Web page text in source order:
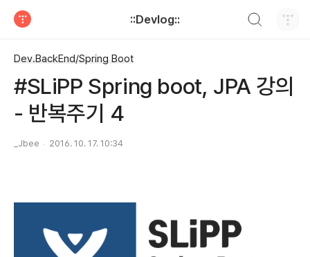
::Devlog::
Dev.BackEnd/Spring Boot
#SLiPP Spring boot, JPA 강의
- 반복주기 4
_Jbee 2016. 10. 17. 10:34